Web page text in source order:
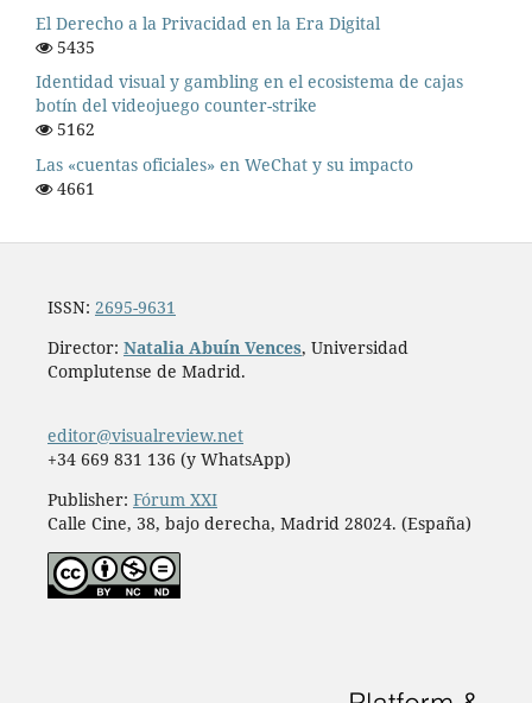
El Derecho a la Privacidad en la Era Digital
5435
Identidad visual y gambling en el ecosistema de cajas
botín del videojuego counter-strike
5162
Las «cuentas oficiales» en WeChat y su impacto
4661
ISSN: 2695-9631
Director: Natalia Abuín Vences, Universidad
Complutense de Madrid.
editor@visualreview.net
+34 669 831 136 (y WhatsApp)
Publisher: Fórum XXI
Calle Cine, 38, bajo derecha, Madrid 28024. (España)